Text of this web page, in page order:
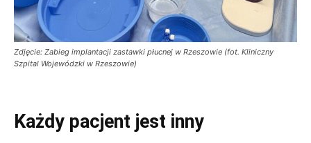
Zdjęcie: Zabieg implantacji zastawki płucnej w Rzeszowie (fot. Kliniczny
Szpital Wojewódzki w Rzeszowie)
Każdy pacjent jest inny